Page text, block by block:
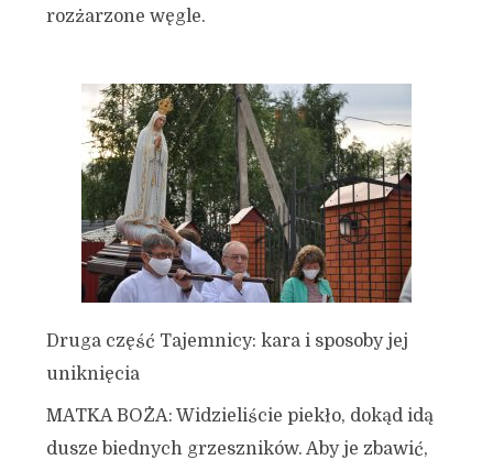
rozżarzone węgle.
Druga część Tajemnicy: kara i sposoby jej
uniknięcia
MATKA BOŻA: Widzieliście piekło, dokąd idą
dusze biednych grzeszników. Aby je zbawić,